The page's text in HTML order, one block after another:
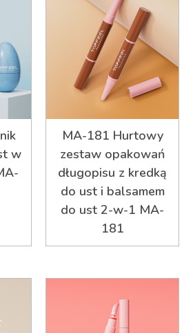
w
MA-181 Hurtowy
zestaw opakowań
długopisu z kredką
do ust i balsamem
do ust 2-w-1 MA-
181